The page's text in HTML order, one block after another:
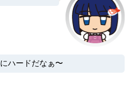
ハードだなぁ〜